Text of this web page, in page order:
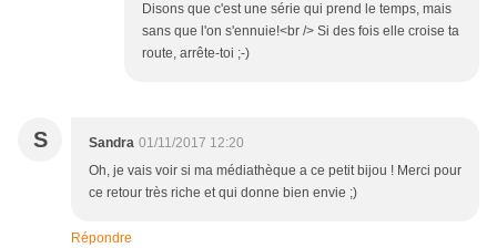
Disons que c'est une série qui prend le temps, mais
sans que l'on s'ennuie!<br /> Si des fois elle croise ta
route, arrête-toi ;-)
S Sandra 01/11/2017 12:20
Oh, je vais voir si ma médiathèque a ce petit bijou ! Merci pour
ce retour très riche et qui donne bien envie ;)
Répondre